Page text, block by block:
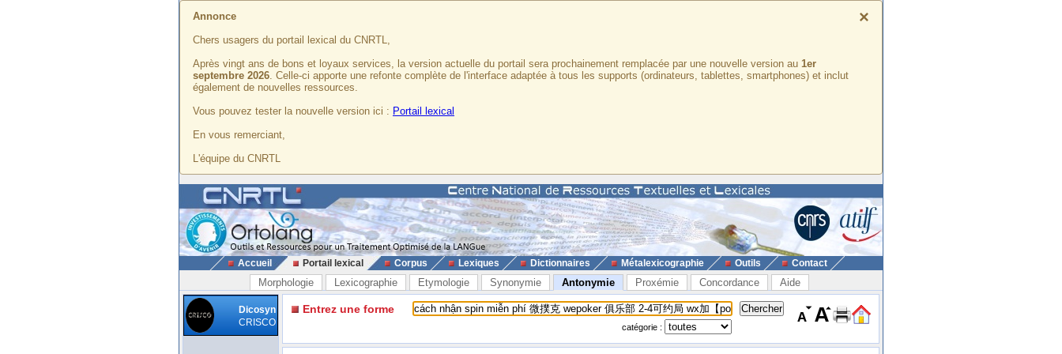
×
Annonce
Chers usagers du portail lexical du CNRTL,
Après vingt ans de bons et loyaux services, la version actuelle du portail sera prochainement remplacée par une nouvelle version au 1er
septembre 2026. Celle-ci apporte une refonte complète de l'interface adaptée à tous les supports (ordinateurs, tablettes, smartphones) et inclut
également de nouvelles ressources.
Vous pouvez tester la nouvelle version ici : Portail lexical
En vous remerciant,
L'équipe du CNRTL
Accueil Portail lexical Corpus Lexiques Dictionnaires Métalexicographie Outils Contact
Morphologie Lexicographie Etymologie Synonymie Antonymie Proxémie Concordance Aide
Dicosyn
CRISCO
Entrez une forme
catégorie :